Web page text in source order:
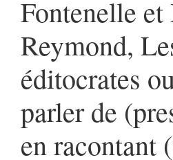
Fontenelle
Reymond,
éditocrates
parler de
en racontant